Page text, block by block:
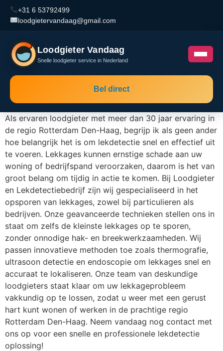
+31 6 53792499
loodgietervandaag@gmail.com
Loodgieter Vandaag
Snelle loodgieter service in Nederland
Bel direct
Als ervaren loodgieter met meer dan 30 jaar ervaring in
de regio Rotterdam Den-Haag, begrijp ik als geen ander
hoe belangrijk het is om lekdetectie snel en effectief uit
te voeren. Lekkages kunnen ernstige schade aan uw
woning of bedrijfspand veroorzaken, daarom is het van
groot belang om tijdig in actie te komen. Bij Loodgieter
en Lekdetectiebedrijf zijn wij gespecialiseerd in het
opsporen van lekkages, zowel bij particulieren als
bedrijven. Onze geavanceerde technieken stellen ons in
staat om zelfs de kleinste lekkages op te sporen,
zonder onnodige hak- en breekwerkzaamheden. Wij
passen innovatieve methoden toe zoals thermografie,
ultrasoon detectie en endoscopie om lekkages snel en
accuraat te lokaliseren. Onze team van deskundige
loodgieters staat klaar om uw lekkageprobleem
vakkundig op te lossen, zodat u weer met een gerust
hart kunt wonen of werken in de prachtige regio
Rotterdam Den-Haag. Neem vandaag nog contact met
ons op voor een snelle en professionele lekdetectie
oplossing!